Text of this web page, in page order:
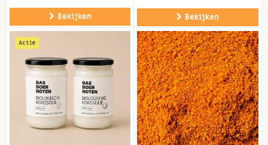
Bekijken Bekijken
Actie